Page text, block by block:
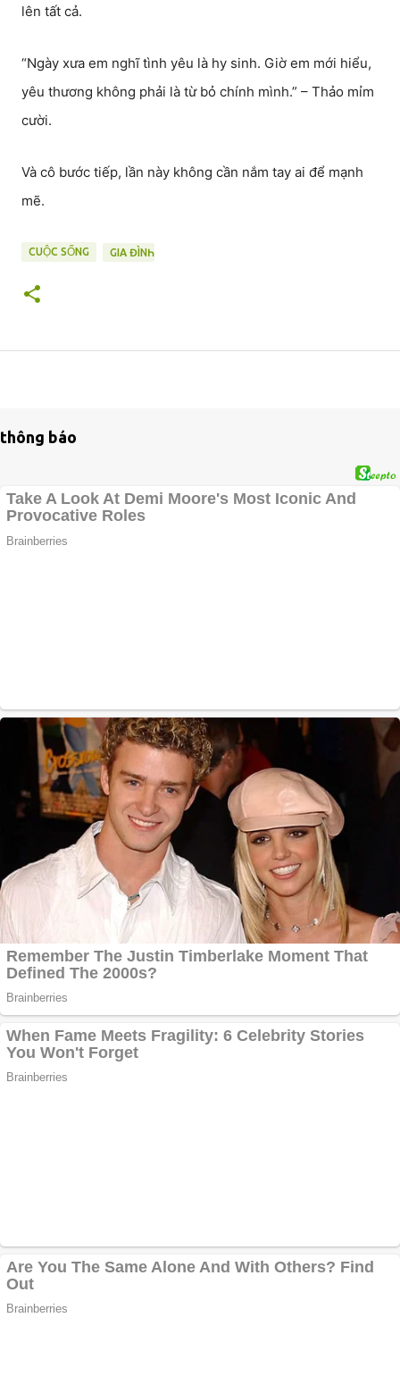
lên tất cả.
“Ngày xưa em nghĩ tình yêu là hy sinh. Giờ em mới hiểu,
yêu thương không phải là từ bỏ chính mình.” – Thảo mỉm
cười.
Và cô bước tiếp, lần này không cần nắm tay ai để mạnh
mẽ.
CUỘC SỐNG GIA ĐÌNҺ
thông báo